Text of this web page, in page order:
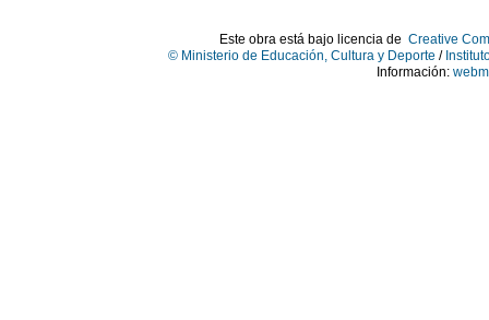
Este obra está bajo licencia de Creative
© Ministerio de Educación, Cultura y Deporte /
Información: